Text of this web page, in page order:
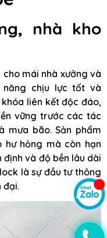
nhà kho
mái nhà xưởng và
năng chịu lực tốt và
liên kết độc đáo,
vững trước các tác
mưa bão. Sản phẩm
hỏng mà còn hạn
và độ bền lâu dài
là sự đầu tư thông
đại.